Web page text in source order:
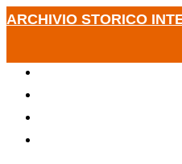
ARCHIVIO STORICO